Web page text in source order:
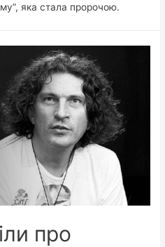
яка стала пророчою.
про